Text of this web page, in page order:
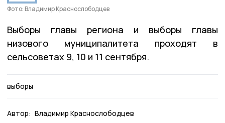
Фото: Владимир Краснослободцев
Выборы главы региона и выборы главы
низового муниципалитета проходят в
сельсоветах 9, 10 и 11 сентября.
выборы
Автор: Владимир Краснослободцев